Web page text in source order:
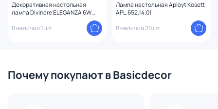
Декоративная настольная
лампа Divinare ELEGANZA 6W
В наличии 1 шт.
Лампа настольная Aployt Kosett
APL.652.14.01
В наличии 20 шт.
Почему покупают в Basicdecor